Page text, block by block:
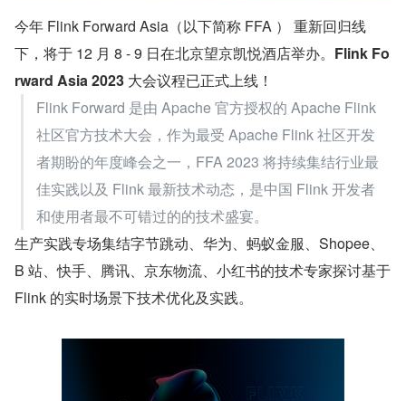
今年 Flink Forward Asia（以下简称 FFA ） 重新回归线
下，将于 12 月 8 - 9 日在北京望京凯悦酒店举办。 Flink Fo
rward Asia 2023 大会议程已正式上线！
Flink Forward 是由 Apache 官方授权的 Apache Flink
社区官方技术大会，作为最受 Apache Flink 社区开发
者期盼的年度峰会之一，FFA 2023 将持续集结行业最
佳实践以及 Flink 最新技术动态，是中国 Flink 开发者
和使用者最不可错过的的技术盛宴。
生产实践专场集结字节跳动、华为、蚂蚁金服、Shopee、
B 站、快手、腾讯、京东物流、小红书的技术专家探讨基于
Flink 的实时场景下技术优化及实践。